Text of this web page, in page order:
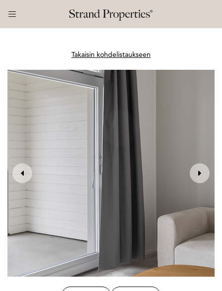
Takaisin kohdelistaukseen